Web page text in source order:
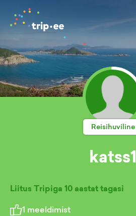
Reisihuviline
katss1
Liitus Tripiga 10 aastat tagasi
1 meeldimist